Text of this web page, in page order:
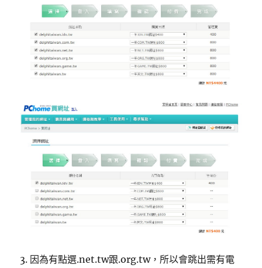
3. 因為有點選.net.tw跟.org.tw，所以會跳出需有電